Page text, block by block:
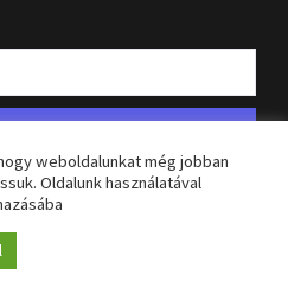
jog fenntartva
tájékoztató
weboldalunkat még jobban
Oldalunk használatával